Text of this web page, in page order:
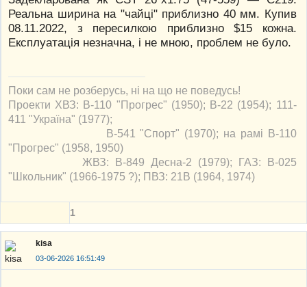
Реальна ширина на "чайці" приблизно 40 мм. Купив
08.11.2022, з пересилкою приблизно $15 кожна.
Експлуатація незначна, і не мною, проблем не було.
Поки сам не розберусь, ні на що не поведусь!
Проекти ХВЗ: В-110 "Прогрес" (1950); В-22 (1954); 111-
411 "Україна" (1977);
В-541 "Спорт" (1970); на рамі В-110
"Прогрес" (1958, 1950)
ЖВЗ: В-849 Десна-2 (1979); ГАЗ: В-025
"Школьник" (1966-1975 ?); ПВЗ: 21В (1964, 1974)
1
kisa
03-06-2026 16:51:49